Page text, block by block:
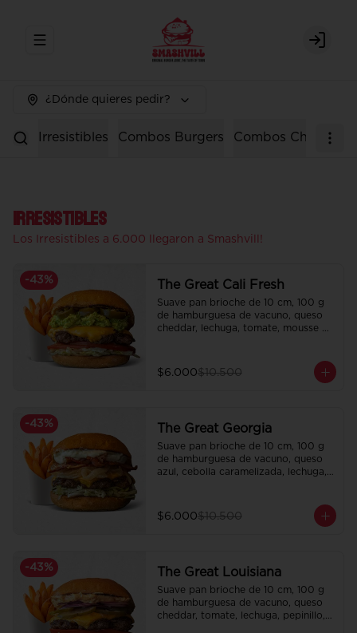
Abrir menu de navegación Login
¿Dónde quieres pedir?
Irresistibles Combos Burgers Combos Chicken
Irresistibles
Los Irresistibles a 6.000 llegaron a Smashvill!
-43% The Great Cali Fresh
Suave pan brioche de 10 cm, 100 g
de hamburguesa de vacuno, queso
cheddar, lechuga, tomate, mousse de
$6.000$10.500
-43% The Great Georgia
Suave pan brioche de 10 cm, 100 g
de hamburguesa de vacuno, queso
azul, cebolla caramelizada, lechuga,
$6.000$10.500
-43% The Great Louisiana
Suave pan brioche de 10 cm, 100 g
de hamburguesa de vacuno, queso
cheddar, tomate, lechuga, pepinillo,